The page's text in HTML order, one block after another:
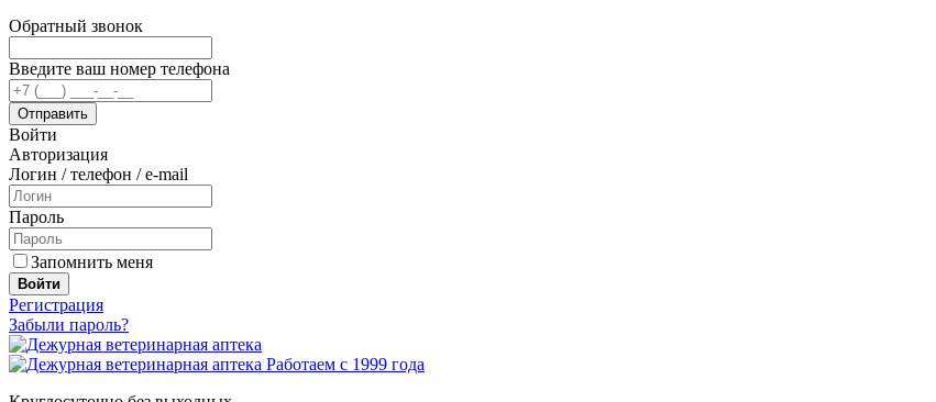
Обратный звонок
Введите ваш номер телефона
Войти
Авторизация
Логин / телефон / e-mail
Пароль
Запомнить меня
Войти
Регистрация
Забыли пароль?
Работаем с 1999 года